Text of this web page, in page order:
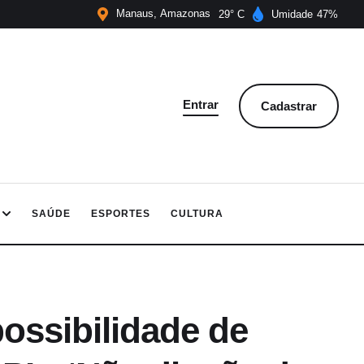
Manaus Amazonas 29 Umidade 47
Entrar Cadastrar
SAÚDE ESPORTES CULTURA
de